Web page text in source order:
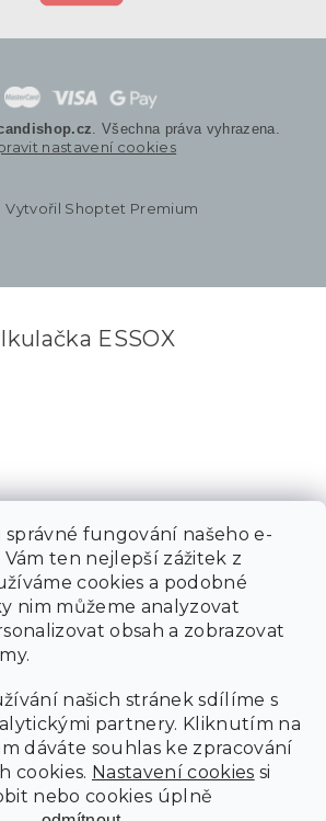
správné fungování našeho e-
ten nejlepší zážitek z
cookies a podobné
nim můžeme analyzovat
obsah a zobrazovat
našich stránek sdílíme s
partnery. Kliknutím na
dáváte souhlas ke zpracování
cookies. Nastavení cookies si
nebo cookies úplně
Vytvořil Shoptet Premium
. Všechna práva vyhrazena.
nastavení cookies
ESSOX